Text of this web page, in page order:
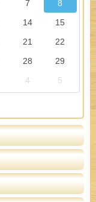
7
8
14
15
21
22
28
29
4 5